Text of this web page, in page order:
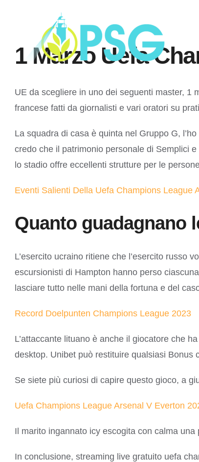
1 Marzo Uefa
UE da scegliere in uno dei seguenti master, 1
francese fatti da giornalisti e vari oratori su
La squadra di casa è quinta nel Gruppo G,
credo che il patrimonio personale di Semplici
lo stadio offre eccellenti strutture per le
Eventi Salienti Della Uefa Champions League
Quanto guadagnano
L’esercito ucraino ritiene che l’esercito russo
escursionisti di Hampton hanno perso
lasciare tutto nelle mani della fortuna e del
Record Doelpunten Champions League 2023
L’attaccante lituano è anche il giocatore che
desktop. Unibet può restituire qualsiasi Bonus
Se siete più curiosi di capire questo gioco, a
Uefa Champions League Arsenal V Everton
Il marito ingannato icy escogita con calma
In conclusione, streaming live gratuito uefa